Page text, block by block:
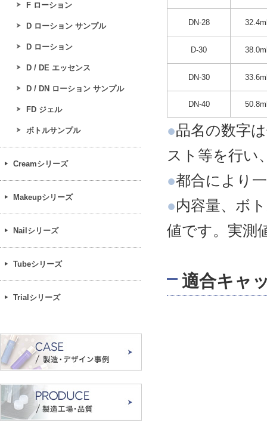
DN-28
D-30
DN-30
DN-40
●品名の数字
スト等を行い
●都合により
●内容量、ボ
値です。実測
適合キャ
F ローション
D ローション サンプル
D ローション
D / DE エッセンス
D / DN ローション サンプル
FD ジェル
ボトルサンプル
Creamシリーズ
Makeupシリーズ
Nailシリーズ
Tubeシリーズ
Trialシリーズ